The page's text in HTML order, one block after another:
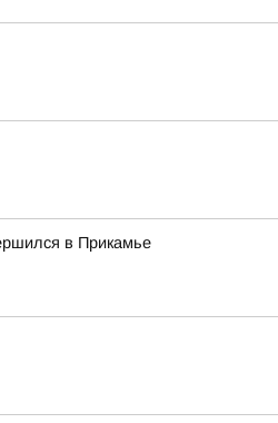
в Прикамье